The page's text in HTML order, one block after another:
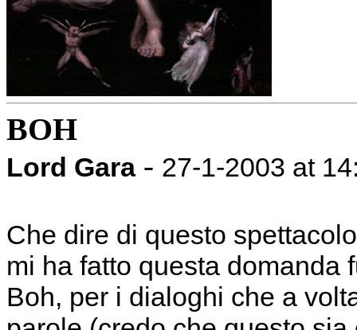
BOH
Lord Gara- 27-1-2003 at
Che dire di questo
mi ha fatto questa domanda
Boh, per i dialoghi che a